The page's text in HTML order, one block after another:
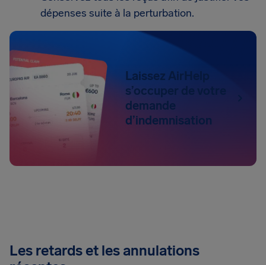
dépenses suite à la perturbation.
Laissez AirHelp
s’occuper de votre
demande
d’indemnisation
Les retards et les annulations